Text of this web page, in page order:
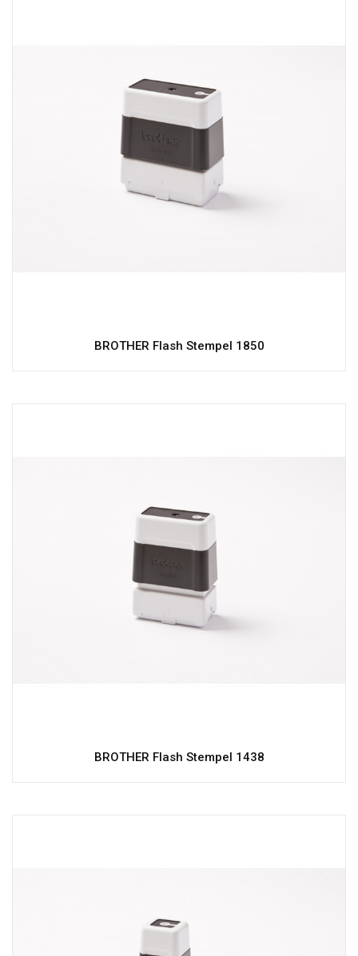
BROTHER Flash Stempel 1850
BROTHER Flash Stempel 1438